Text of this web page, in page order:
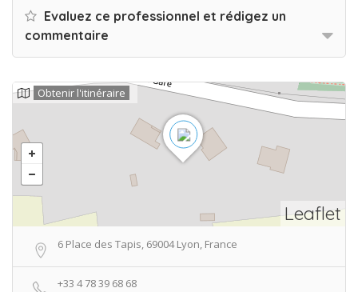
Evaluez ce professionnel et rédigez un
commentaire
Leaflet
Obtenir l'itinéraire
6 Place des Tapis, 69004 Lyon, France
+33 4 78 39 68 68